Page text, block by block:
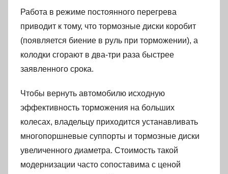
Работа в режиме постоянного перегрева
приводит к тому, что тормозные диски коробит
(появляется биение в руль при торможении), а
колодки сгорают в два-три раза быстрее
заявленного срока.
Чтобы вернуть автомобилю исходную
эффективность торможения на больших
колесах, владельцу приходится устанавливать
многопоршневые суппорты и тормозные диски
увеличенного диаметра. Стоимость такой
модернизации часто сопоставима с ценой